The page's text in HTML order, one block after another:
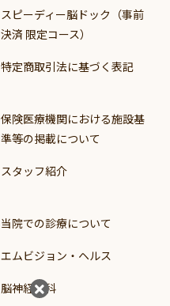
スピーディー脳ドック（事前
決済 限定コース）
特定商取引法に基づく表記
保険医療機関における施設基
準等の掲載について
スタッフ紹介
当院での診療について
エムビジョン・ヘルス
脳神経外科